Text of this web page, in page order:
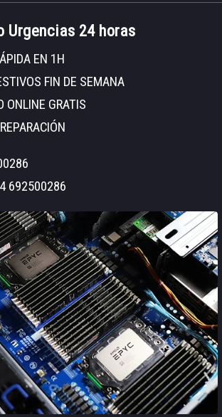
Urgencias 24 horas
EN 1H
FIN DE SEMANA
ONLINE GRATIS
692500286